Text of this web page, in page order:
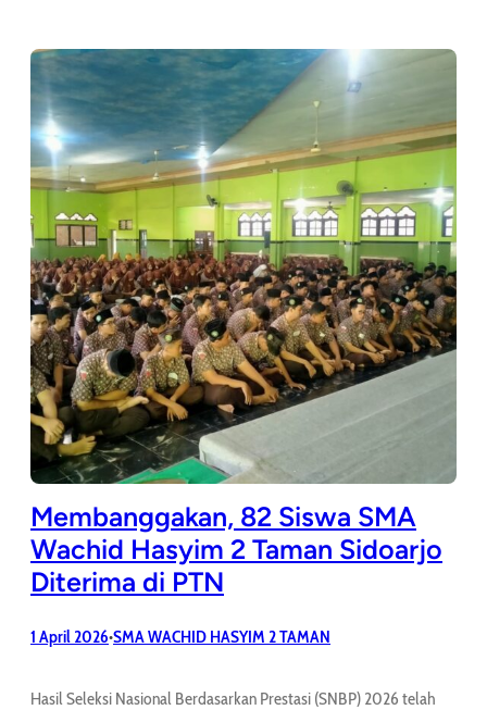
Membanggakan, 82 Siswa SMA
Wachid Hasyim 2 Taman Sidoarjo
Diterima di PTN
1 April 2026•SMA WACHID HASYIM 2 TAMAN
Hasil Seleksi Nasional Berdasarkan Prestasi (SNBP) 2026 telah